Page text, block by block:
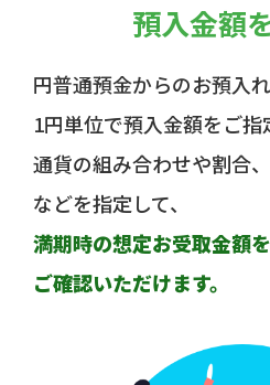
預入金額
円普通預金からのお預入れ
1円単位で預入金額をご指
通貨の組み合わせや割合
などを指定して、
満期時の想定お受取金額
ご確認いただけます。